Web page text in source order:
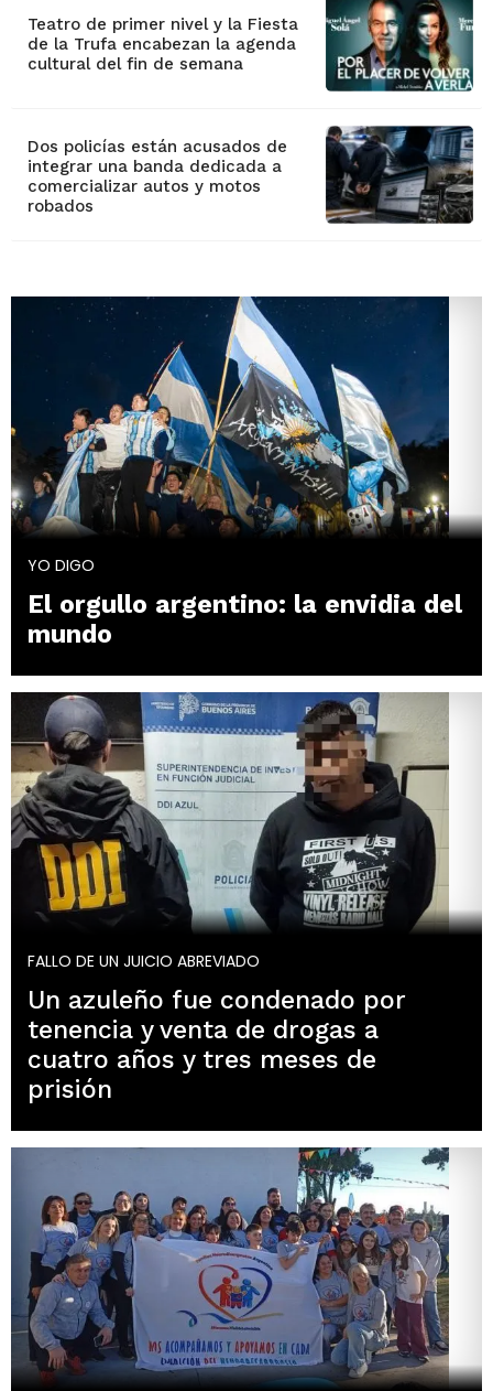
Teatro de primer nivel y la Fiesta
de la Trufa encabezan la agenda
cultural del fin de semana
Dos policías están acusados de
integrar una banda dedicada a
comercializar autos y motos
robados
YO DIGO
El orgullo argentino: la envidia del
mundo
FALLO DE UN JUICIO ABREVIADO
Un azuleño fue condenado por
tenencia y venta de drogas a
cuatro años y tres meses de
prisión